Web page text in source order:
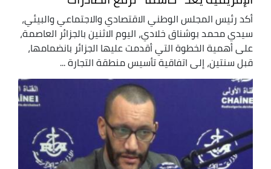
أكد رئيس المجلس الوطني الاقتصادي والاجتماعي والبيئي،
سيدي محمد بوشناق خلادي، اليوم الاثنين بالجزائر العاصمة،
على أهمية الخطوة التي أقدمت عليها الجزائر بانضمامها،
قبل سنتين، إلى اتفاقية تأسيس منطقة التجارة ...